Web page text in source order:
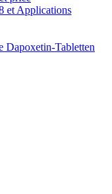
et Applications
Dapoxetin-Tabletten